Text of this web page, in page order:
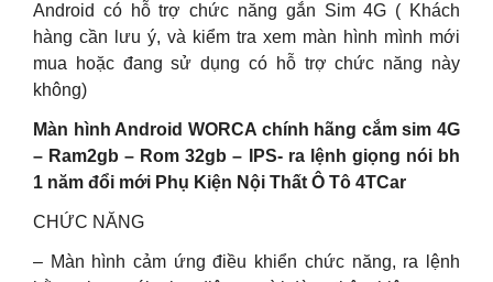
Android có hỗ trợ chức năng gắn Sim 4G ( Khách
hàng cần lưu ý, và kiểm tra xem màn hình mình mới
mua hoặc đang sử dụng có hỗ trợ chức năng này
không)
Màn hình Android WORCA chính hãng cắm sim 4G
– Ram2gb – Rom 32gb – IPS- ra lệnh giọng nói bh
1 năm đổi mới Phụ Kiện Nội Thất Ô Tô 4TCar
CHỨC NĂNG
– Màn hình cảm ứng điều khiển chức năng, ra lệnh